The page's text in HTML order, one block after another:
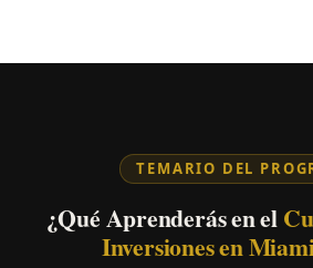
TEMARIO DEL
¿Qué Aprenderás en el
Inversiones en